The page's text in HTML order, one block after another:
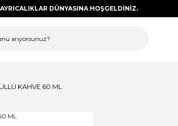
DÜNYASINA HOŞGELDİNİZ.
KAHVE 60 ML